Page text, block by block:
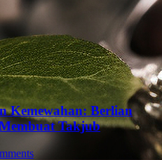
Kemewahan: Berlian
Takjub